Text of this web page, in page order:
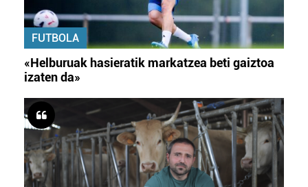
FUTBOLA
«Helburuak hasieratik markatzea beti gaiztoa
izaten da»